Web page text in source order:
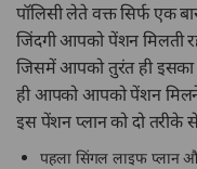
पॉलिसी लेते वक्त सिर्फ एक
जिंदगी आपको पेंशन मिलती
जिसमें आपको तुरंत ही इसका
ही आपको आपको पेंशन
इस पेंशन प्लान को दो तरीके
पहला सिंगल लाइफ प्लान